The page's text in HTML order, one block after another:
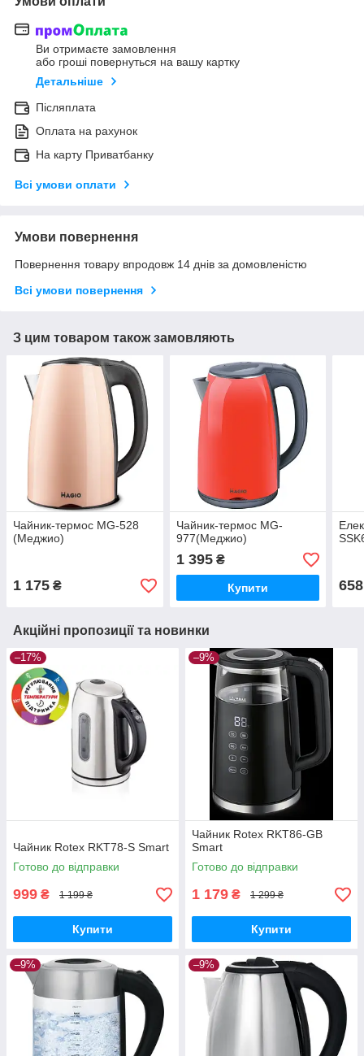
Ви отримаєте замовлення
або гроші повернуться на вашу картку
Детальніше
Післяплата
Оплата на рахунок
На карту Приватбанку
Всі умови оплати
Умови повернення
Повернення товару впродовж 14 днів за домовленістю
Всі умови повернення
З цим товаром також замовляють
Чайник-термос MG-528
(Меджио)
1 175 ₴
Чайник-термос MG-
977(Меджио)
1 395₴
Купити 658
Акційні пропозиції та новинки
–17%
Чайник Rotex RKT78-S Smart
Готово до відправки
999 ₴ 1 199 ₴
Купити
–9%
Чайник Rotex RKT86-GB
Smart
Готово до відправки
1 179 ₴ 1 299 ₴
Купити
–9% –9%